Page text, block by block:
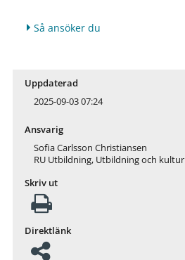
Så ansöker du
Uppdaterad
2025-09-03 07:24
Ansvarig
Sofia Carlsson Christiansen
RU Utbildning, Utbildning och kultur
Skriv ut
Direktlänk